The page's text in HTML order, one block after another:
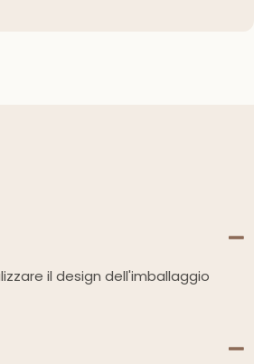
il design dell'imballaggio